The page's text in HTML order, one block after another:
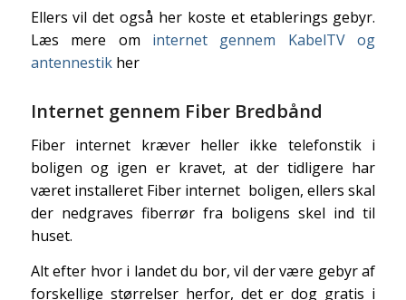
Ellers vil det også her koste et etablerings gebyr.
Læs mere om internet gennem KabelTV og
antennestikher
Internet gennem Fiber Bredbånd
Fiber internet kræver heller ikke telefonstik i
boligen og igen er kravet, at der tidligere har
været installeret Fiber internet boligen, ellers skal
der nedgraves fiberrør fra boligens skel ind til
huset.
Alt efter hvor i landet du bor, vil der være gebyr af
forskellige størrelser herfor, det er dog gratis i